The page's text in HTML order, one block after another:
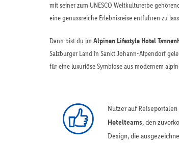
mit seiner zum UNESCO Weltkulturerbe
eine genussreiche Erlebnisreise entführen zu
Dann bist du im Alpinen Lifestyle Hotel
Salzburger Land in Sankt Johann-Alpendorf
für eine luxuriöse Symbiose aus modernem
Nutzer auf
Hotelteams, den
Design, die